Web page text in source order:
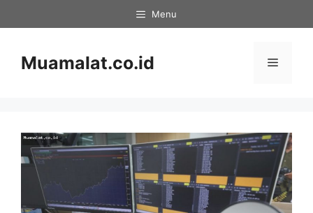
to
Menu
Muamalat.co.id Menu